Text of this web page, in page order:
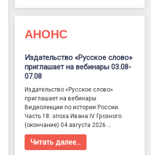
АНОНС
Издательство «Русское слово»
приглашает на вебинары 03.08-
07.08
Издательство «Русское слово»
приглашает на вебинары
Видеолекции по истории России.
Часть 18: эпоха Ивана IV Грозного
(окончание) 04 августа 2026 …
Читать далее…